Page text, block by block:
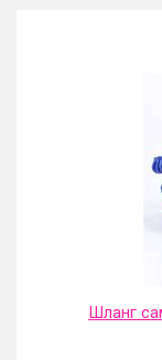
Шланг